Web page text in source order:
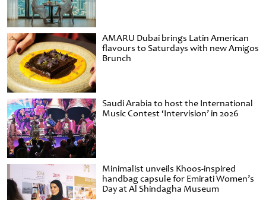
AMARU Dubai brings Latin American
flavours to Saturdays with new Amigos
Brunch
Saudi Arabia to host the International
Music Contest ‘Intervision’ in 2026
Minimalist unveils Khoos-inspired
handbag capsule for Emirati Women’s
Day at Al Shindagha Museum